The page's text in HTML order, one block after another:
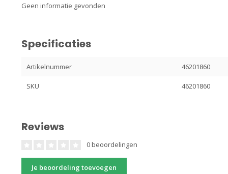
Geen informatie gevonden
Specificaties
Artikelnummer 46201860
SKU 46201860
Reviews
0 beoordelingen
Je beoordeling toevoegen